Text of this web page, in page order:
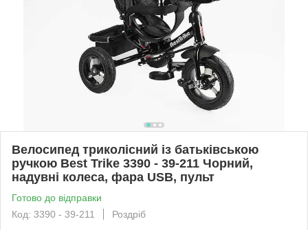
Велосипед триколісний із батьківською
ручкою Best Trike 3390 - 39-211 Чорний,
надувні колеса, фара USB, пульт
Готово до відправки
Код: 3390 - 39-211
Роздріб